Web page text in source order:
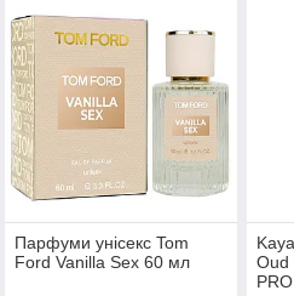
Парфуми унісекс Tom
Ford Vanilla Sex 60 мл